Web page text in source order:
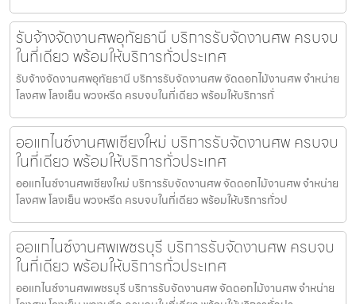
รับจ้างจัดงานศพอุทัยธานี บริการรับจัดงานศพ ครบจบ
ในที่เดียว พร้อมให้บริการทั่วประเทศ
รับจ้างจัดงานศพอุทัยธานี บริการรับจัดงานศพ จัดดอกไม้งานศพ จำหน่าย
โลงศพ โลงเย็น พวงหรีด ครบจบในที่เดียว พร้อมให้บริการทั่
ออแกไนซ์งานศพเชียงใหม่ บริการรับจัดงานศพ ครบจบ
ในที่เดียว พร้อมให้บริการทั่วประเทศ
ออแกไนซ์งานศพเชียงใหม่ บริการรับจัดงานศพ จัดดอกไม้งานศพ จำหน่าย
โลงศพ โลงเย็น พวงหรีด ครบจบในที่เดียว พร้อมให้บริการทั่วป
ออแกไนซ์งานศพเพชรบุรี บริการรับจัดงานศพ ครบจบ
ในที่เดียว พร้อมให้บริการทั่วประเทศ
ออแกไนซ์งานศพเพชรบุรี บริการรับจัดงานศพ จัดดอกไม้งานศพ จำหน่าย